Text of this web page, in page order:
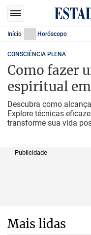
Início Horóscopo
CONSCIÊNCIA PLENA
Como fazer
espiritual em
Descubra como
Explore técnicas
transforme sua vida
Publicidade
Mais lidas